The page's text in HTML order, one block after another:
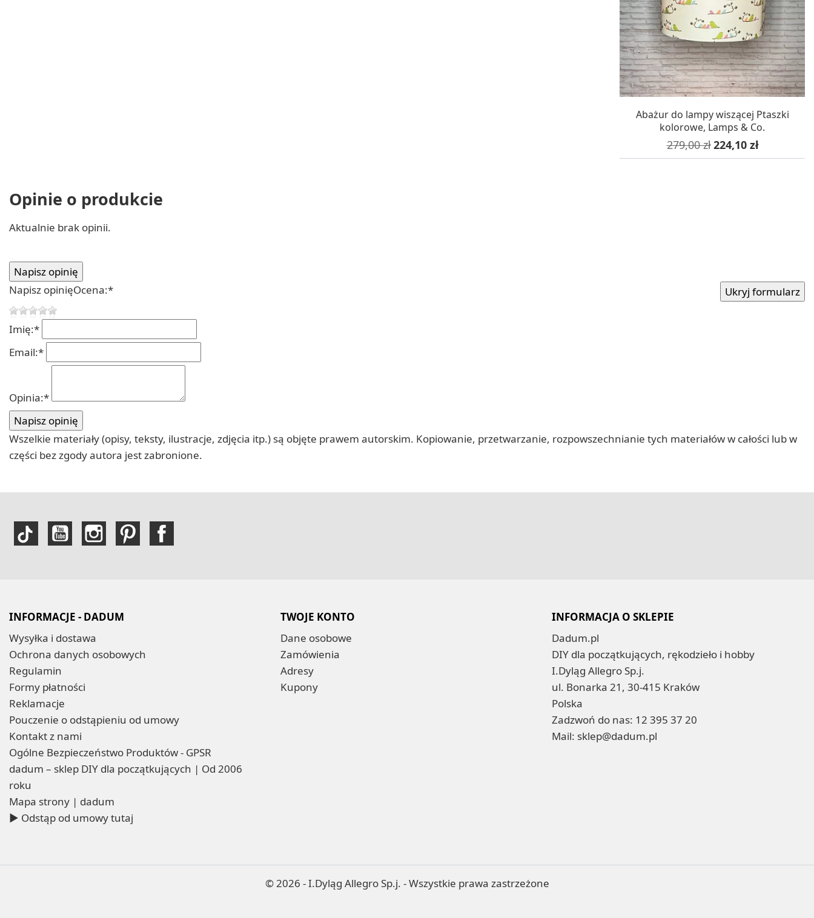
W MAGAZYNIE, DOSTAWA 24H
Abażur do lampy wiszącej Ptaszki
kolorowe, Lamps & Co.
Cena podstawowa
279,00 zł Cena
224,10 zł
Opinie o produkcie
Aktualnie brak opinii.
Napisz opinięOcena:*
Imię:*
Email:*
Opinia:*
Wszelkie materiały (opisy, teksty, ilustracje, zdjęcia itp.) są objęte prawem autorskim. Kopiowanie, przetwarzanie, rozpowszechnianie tych materiałów w całości lub w
części bez zgody autora jest zabronione.
INFORMACJE - DADUM
Wysyłka i dostawa
Ochrona danych osobowych
Regulamin
Formy płatności
Reklamacje
Pouczenie o odstąpieniu od umowy
Kontakt z nami
Ogólne Bezpieczeństwo Produktów - GPSR
dadum – sklep DIY dla początkujących | Od 2006
roku
Mapa strony | dadum
▶ Odstąp od umowy tutaj
TWOJE KONTO
Dane osobowe
Zamówienia
Adresy
Kupony
INFORMACJA O SKLEPIE
Dadum.pl
DIY dla początkujących, rękodzieło i hobby
I.Dyląg Allegro Sp.j.
ul. Bonarka 21, 30-415 Kraków
Polska
Zadzwoń do nas: 12 395 37 20
Mail: sklep@dadum.pl
© 2026 - I.Dyląg Allegro Sp.j. - Wszystkie prawa zastrzeżone